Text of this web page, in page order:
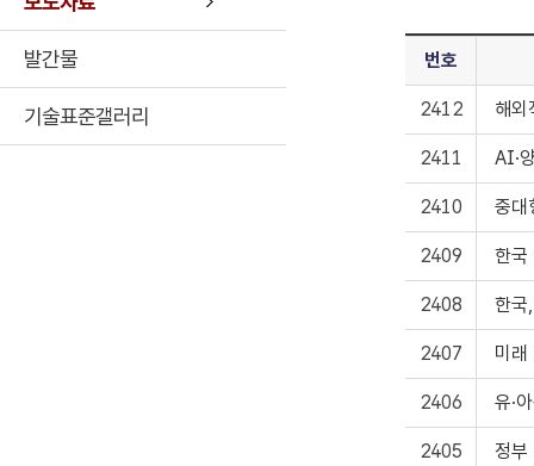
번호
2412 해외
2411 AI·
2410 중대
2409 한국
2408 한국
2407 미
2406 유·
2405 정부
발간물
기술표준갤러리